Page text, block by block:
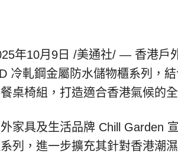
年10月9日 /美通社/ — 香港戶
冷軋鋼金屬防水儲物櫃系列，
桌椅組，打造適合香港氣候的
家具及生活品牌 Chill Garden
列，進一步擴充其針對香港潮